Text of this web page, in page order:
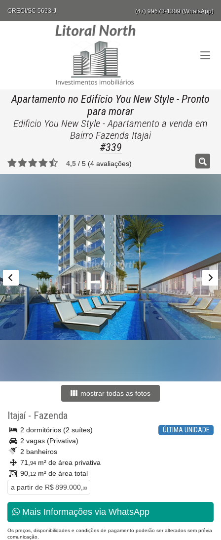
CRECI/SC 5693-J (47) 99673-1309 (WhatsApp)
Apartamento no Edifício You New Style - Pronto
para morar
Edificio You New Style - Apartamento a venda em
Bairro Fazenda Itajai
#339
4,5 / 5 (4 avaliações)
mostrar todas as fotos
Itajaí- Fazenda
ÚLTIMA UNIDADE
2 dormitórios (2 suítes)
2 vagas (Privativa)
2 banheiros
71, 94 m² de área privativa
90, 12 m² de área total
a partir de R$ 899.000, 00
Mais Informações via WhatsApp
Os preços, disponibilidades e condições de pagamento poderão ser alterados sem prévia
comunicação.